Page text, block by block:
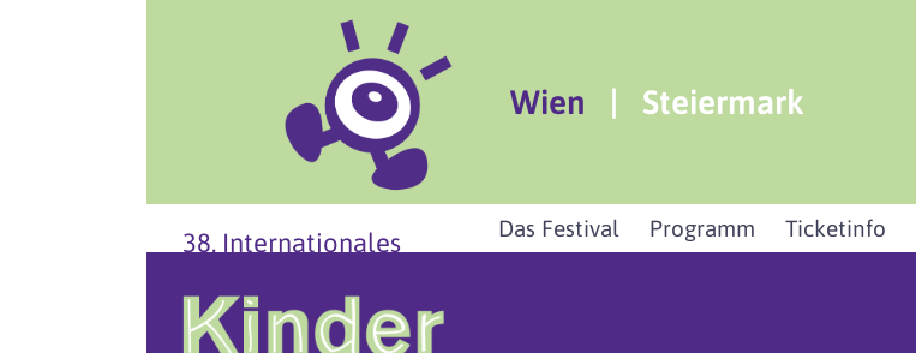
Wien | Steiermark
38. Internationales Das Festival Programm Ticketinfo